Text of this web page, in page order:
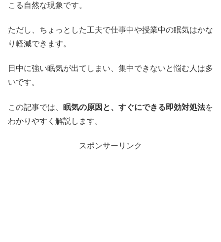
こる自然な現象です。
ただし、ちょっとした工夫で仕事中や授業中の眠気はかな
り軽減できます。
日中に強い眠気が出てしまい、集中できないと悩む人は多
いです。
この記事では、 眠気の原因と、すぐにできる即効対処法を
わかりやすく解説します。
スポンサーリンク